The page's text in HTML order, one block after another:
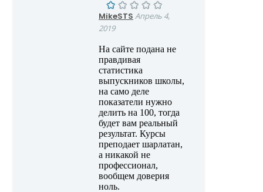
MikeSTS Апрель 4,
2019
На сайте подана не
правдивая
статистика
выпускников школы,
на само деле
показатели нужно
делить на 100, тогда
будет вам реальный
результат. Курсы
преподает шарлатан,
а никакой не
профессионал,
вообщем доверия
ноль.